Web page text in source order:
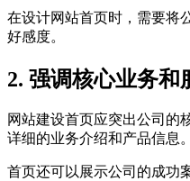
在设计网站首页时，需要将
好感度。
2. 强调核心业务和
网站建设首页应突出公司的
详细的业务介绍和产品信息。
首页还可以展示公司的成功